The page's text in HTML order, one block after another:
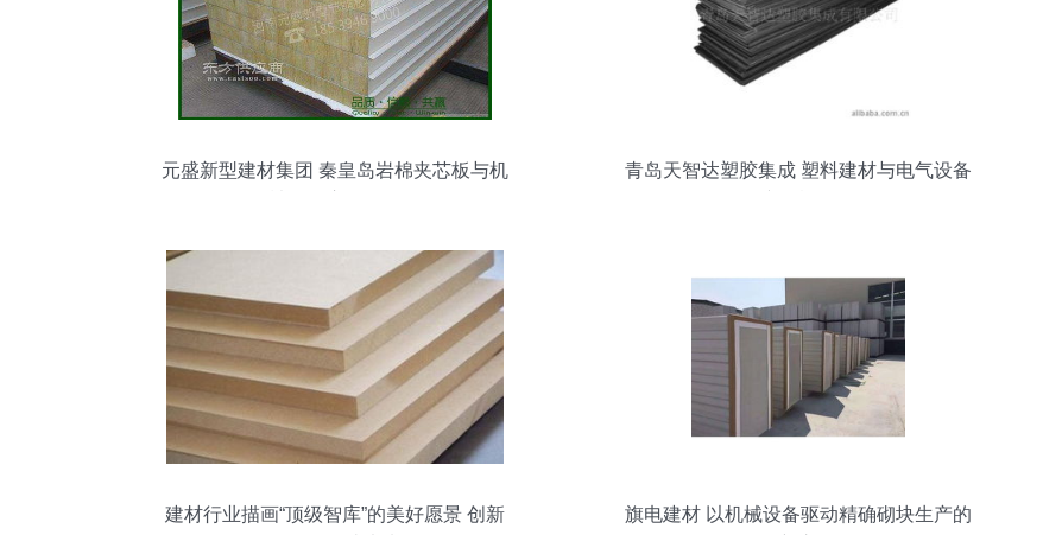
元盛新型建材集团 秦皇岛岩棉夹芯板与机
青岛天智达塑胶集成 塑料建材与电气设备
建材行业描画“顶级智库”的美好愿景 创新
旗电建材 以机械设备驱动精确砌块生产的